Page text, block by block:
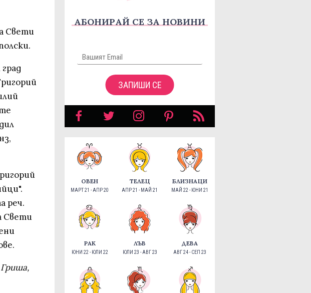
Свети
реч.
Свети
АБОНИРАЙ СЕ ЗА НОВИНИ
ЗАПИШИ СЕ
ОВЕН
МАРТ 21 - АПР 20
ТЕЛЕЦ
АПР 21 - МАЙ 21
БЛИЗНАЦИ
МАЙ 22 - ЮНИ 21
РАК
ЮНИ 22 - ЮЛИ 22
ЛЪВ
ЮЛИ 23 - АВГ 23
ДЕВА
АВГ 24 - СЕП 23